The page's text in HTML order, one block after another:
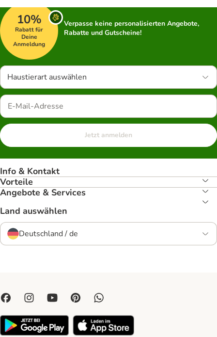
10%
Rabatt für
Deine
Anmeldung
Verpasse keine personalisierten Angebote,
Rabatte und Gutscheine!
Haustierart auswählen
Jetzt anmelden
Info & Kontakt
Vorteile
Angebote & Services
Land auswählen
Deutschland / de